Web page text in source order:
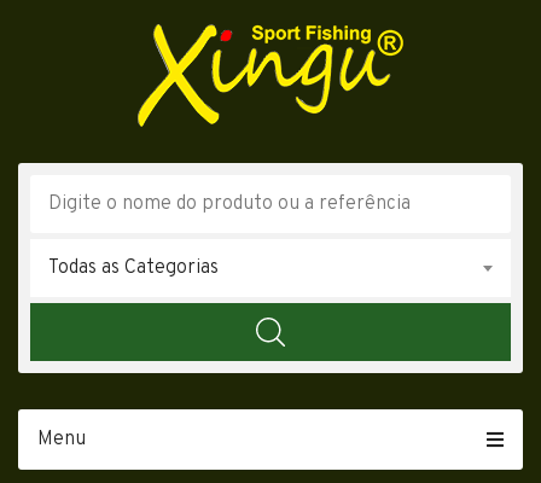
Todas as Categorias
Menu